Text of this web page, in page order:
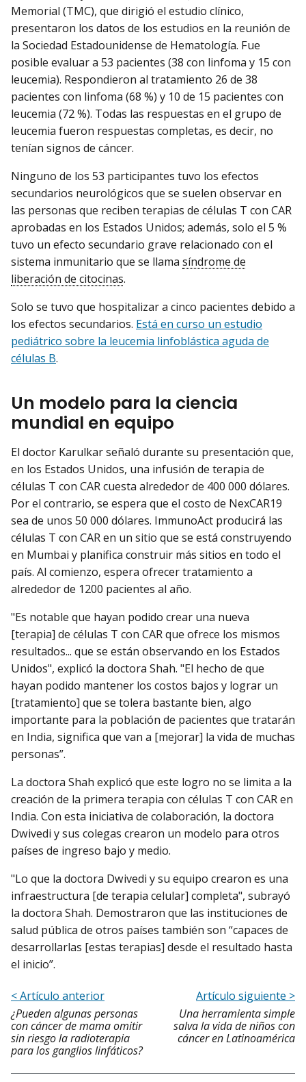
Memorial (TMC), que dirigió el estudio clínico,
presentaron los datos de los estudios en la reunión de
la Sociedad Estadounidense de Hematología. Fue
posible evaluar a 53 pacientes (38 con linfoma y 15 con
leucemia). Respondieron al tratamiento 26 de 38
pacientes con linfoma (68 %) y 10 de 15 pacientes con
leucemia (72 %). Todas las respuestas en el grupo de
leucemia fueron respuestas completas, es decir, no
tenían signos de cáncer.
Ninguno de los 53 participantes tuvo los efectos
secundarios neurológicos que se suelen observar en
las personas que reciben terapias de células T con CAR
aprobadas en los Estados Unidos; además, solo el 5 %
tuvo un efecto secundario grave relacionado con el
sistema inmunitario que se llama síndrome de
liberación de citocinas.
Solo se tuvo que hospitalizar a cinco pacientes debido a
los efectos secundarios. Está en curso un estudio
pediátrico sobre la leucemia linfoblástica aguda de
células B.
Un modelo para la ciencia
mundial en equipo
El doctor Karulkar señaló durante su presentación que,
en los Estados Unidos, una infusión de terapia de
células T con CAR cuesta alrededor de 400 000 dólares.
Por el contrario, se espera que el costo de NexCAR19
sea de unos 50 000 dólares. ImmunoAct producirá las
células T con CAR en un sitio que se está construyendo
en Mumbai y planifica construir más sitios en todo el
país. Al comienzo, espera ofrecer tratamiento a
alrededor de 1200 pacientes al año.
"Es notable que hayan podido crear una nueva
[terapia] de células T con CAR que ofrece los mismos
resultados... que se están observando en los Estados
Unidos", explicó la doctora Shah. "El hecho de que
hayan podido mantener los costos bajos y lograr un
[tratamiento] que se tolera bastante bien, algo
importante para la población de pacientes que tratarán
en India, significa que van a [mejorar] la vida de muchas
personas”.
La doctora Shah explicó que este logro no se limita a la
creación de la primera terapia con células T con CAR en
India. Con esta iniciativa de colaboración, la doctora
Dwivedi y sus colegas crearon un modelo para otros
países de ingreso bajo y medio.
"Lo que la doctora Dwivedi y su equipo crearon es una
infraestructura [de terapia celular] completa", subrayó
la doctora Shah. Demostraron que las instituciones de
salud pública de otros países también son “capaces de
desarrollarlas [estas terapias] desde el resultado hasta
el inicio”.
< Artículo anterior
¿Pueden algunas personas
con cáncer de mama omitir
sin riesgo la radioterapia
para los ganglios linfáticos?
Artículo siguiente >
Una herramienta simple
salva la vida de niños con
cáncer en Latinoamérica